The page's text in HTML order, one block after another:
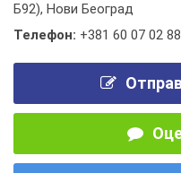
Б92), Нови Београд
Телефон: +381 60 07 02